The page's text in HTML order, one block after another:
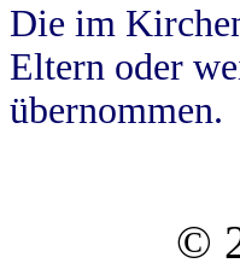
Die im
Eltern oder
übernommen.
©